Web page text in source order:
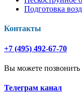
Подготовка
Контакты
+7 (495) 492-67-70
Вы можете позвонить
Телеграм канал